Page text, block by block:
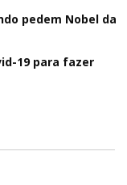
pedem Nobel da
19 para fazer